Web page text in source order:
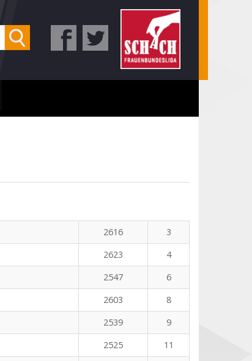
2616
3
2623
4
2547
6
2603
8
2539
9
2525
11